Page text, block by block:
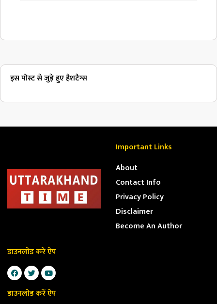
इस पोस्ट से जुड़े हुए हैशटैग्स
Important Links
About
Contact Info
Privacy Policy
Disclaimer
Become An Author
डाउनलोड करें ऐप
डाउनलोड करें ऐप